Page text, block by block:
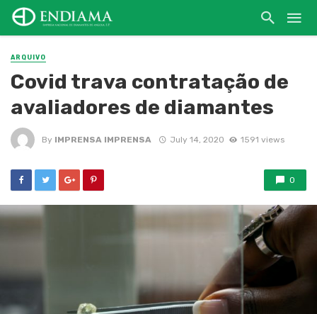
ARQUIVO
Covid trava contratação de
avaliadores de diamantes
By IMPRENSA IMPRENSA July 14, 2020 1591 views
0